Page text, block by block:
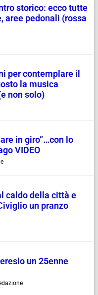
storico: ecco tutte
aree pedonali (rossa
per contemplare il
la musica
non solo)
in giro”…con lo
VIDEO
caldo della città e
un pranzo
un 25enne